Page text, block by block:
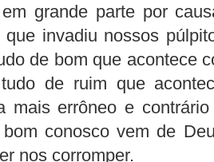
em grande parte por
que invadiu nossos
de bom que acontece
de ruim que
mais errôneo e
conosco vem de
nos corromper.